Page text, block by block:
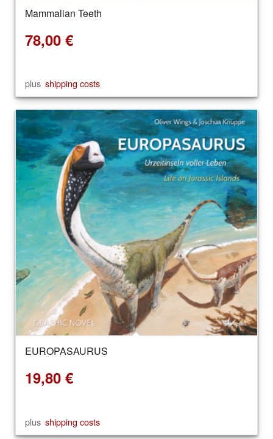
Mammalian Teeth
78,00 €
plus shipping costs
EUROPASAURUS
19,80 €
plus shipping costs